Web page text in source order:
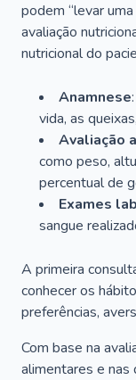
podem “levar
avaliação
nutricional do
Anamnese
vida, as
Avaliação
como peso,
percentual de
Exames
sangue
A primeira
conhecer os
preferências,
Com base na
alimentares e nas